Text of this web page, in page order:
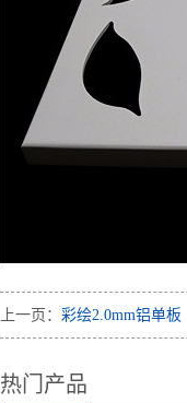
上一页： 彩绘2.0mm铝单板
热门产品